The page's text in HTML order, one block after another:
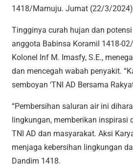
1418/Mamuju. Jumat (22/3/
Tingginya curah hujan dan
anggota Babinsa Koramil 1418-
Kolonel Inf M. Imasfy, S.E.,
dan mencegah wabah penyakit.
semboyan ‘TNI AD Bersama
“Pembersihan saluran air ini
lingkungan, memberikan inspirasi
TNI AD dan masyarakat. Aksi
menjaga kebersihan lingkungan
Dandim 1418.